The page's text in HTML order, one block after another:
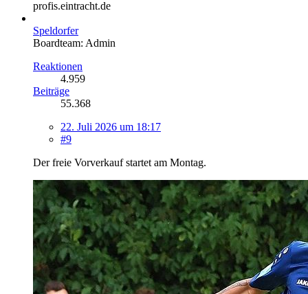
profis.eintracht.de
Speldorfer
Boardteam: Admin
Reaktionen
4.959
Beiträge
55.368
22. Juli 2026 um 18:17
#9
Der freie Vorverkauf startet am Montag.